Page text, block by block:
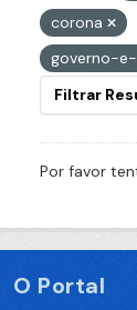
corona
governo-
Filtrar
Por favor
O Portal